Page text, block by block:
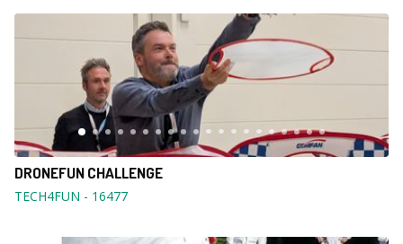
DRONEFUN CHALLENGE
TECH4FUN - 16477